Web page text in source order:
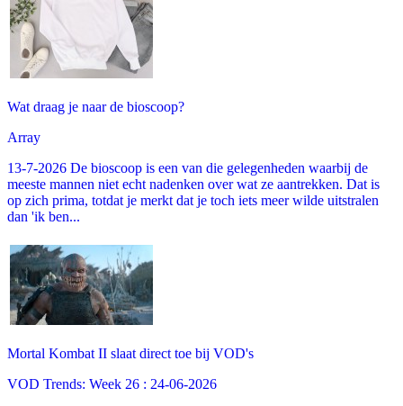
Wat draag je naar de bioscoop?
Array
13-7-2026 De bioscoop is een van die gelegenheden waarbij de
meeste mannen niet echt nadenken over wat ze aantrekken. Dat is
op zich prima, totdat je merkt dat je toch iets meer wilde uitstralen
dan 'ik ben...
Mortal Kombat II slaat direct toe bij VOD's
VOD Trends: Week 26 : 24-06-2026